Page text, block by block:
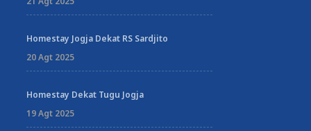
Homestay Jogja Dekat RS Sardjito
20 Agt 2025
Homestay Dekat Tugu Jogja
19 Agt 2025